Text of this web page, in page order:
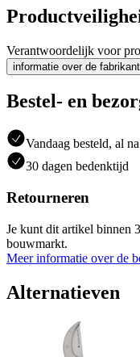
Verantwoordelijk voor
informatie over de fabrikant
Bestel- en
Vandaag besteld, al
30 dagen bedenktijd
Retourneren
Je kunt dit artikel binnen
bouwmarkt.
Meer informatie over de
Alternatieven